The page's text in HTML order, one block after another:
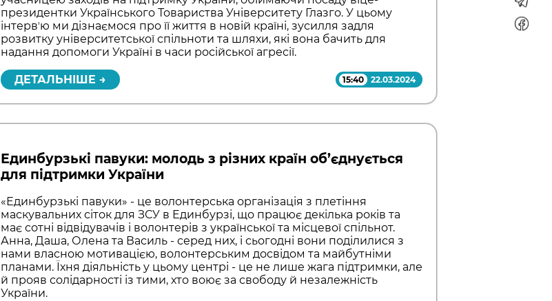
президентки Українського Товариства Університету Глазго. У цьому
інтервʼю ми дізнаємося про її життя в новій країні, зусилля задля
розвитку університетської спільноти та шляхи, які вона бачить для
надання допомоги Україні в часи російської агресії.
ДЕТАЛЬНІШЕ → 15:40 22.03.2024
Единбурзькі павуки: молодь з різних країн об’єднується
для підтримки України
«Единбурзькі павуки» - це волонтерська організація з плетіння
маскувальних сіток для ЗСУ в Единбурзі, що працює декілька років та
має сотні відвідувачів і волонтерів з української та місцевої спільнот.
Анна, Даша, Олена та Василь - серед них, і сьогодні вони поділилися з
нами власною мотивацією, волонтерським досвідом та майбутніми
планами. Їхня діяльність у цьому центрі - це не лише жага підтримки, але
й прояв солідарності із тими, хто воює за свободу й незалежність
України.